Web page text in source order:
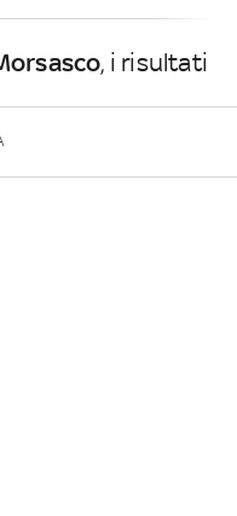
, i risultati